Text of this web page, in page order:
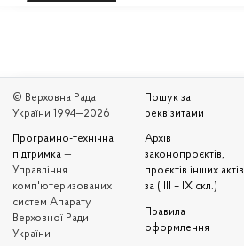
© Верховна Рада
України 1994—2026
Програмно-технічна
підтримка —
Управління
комп'ютеризованих
систем Апарату
Верховної Ради
України
Пошук за
реквізитами
Архів
законопроєктів,
проєктів інших актів
за ( III – IX скл.)
Правила
оформлення